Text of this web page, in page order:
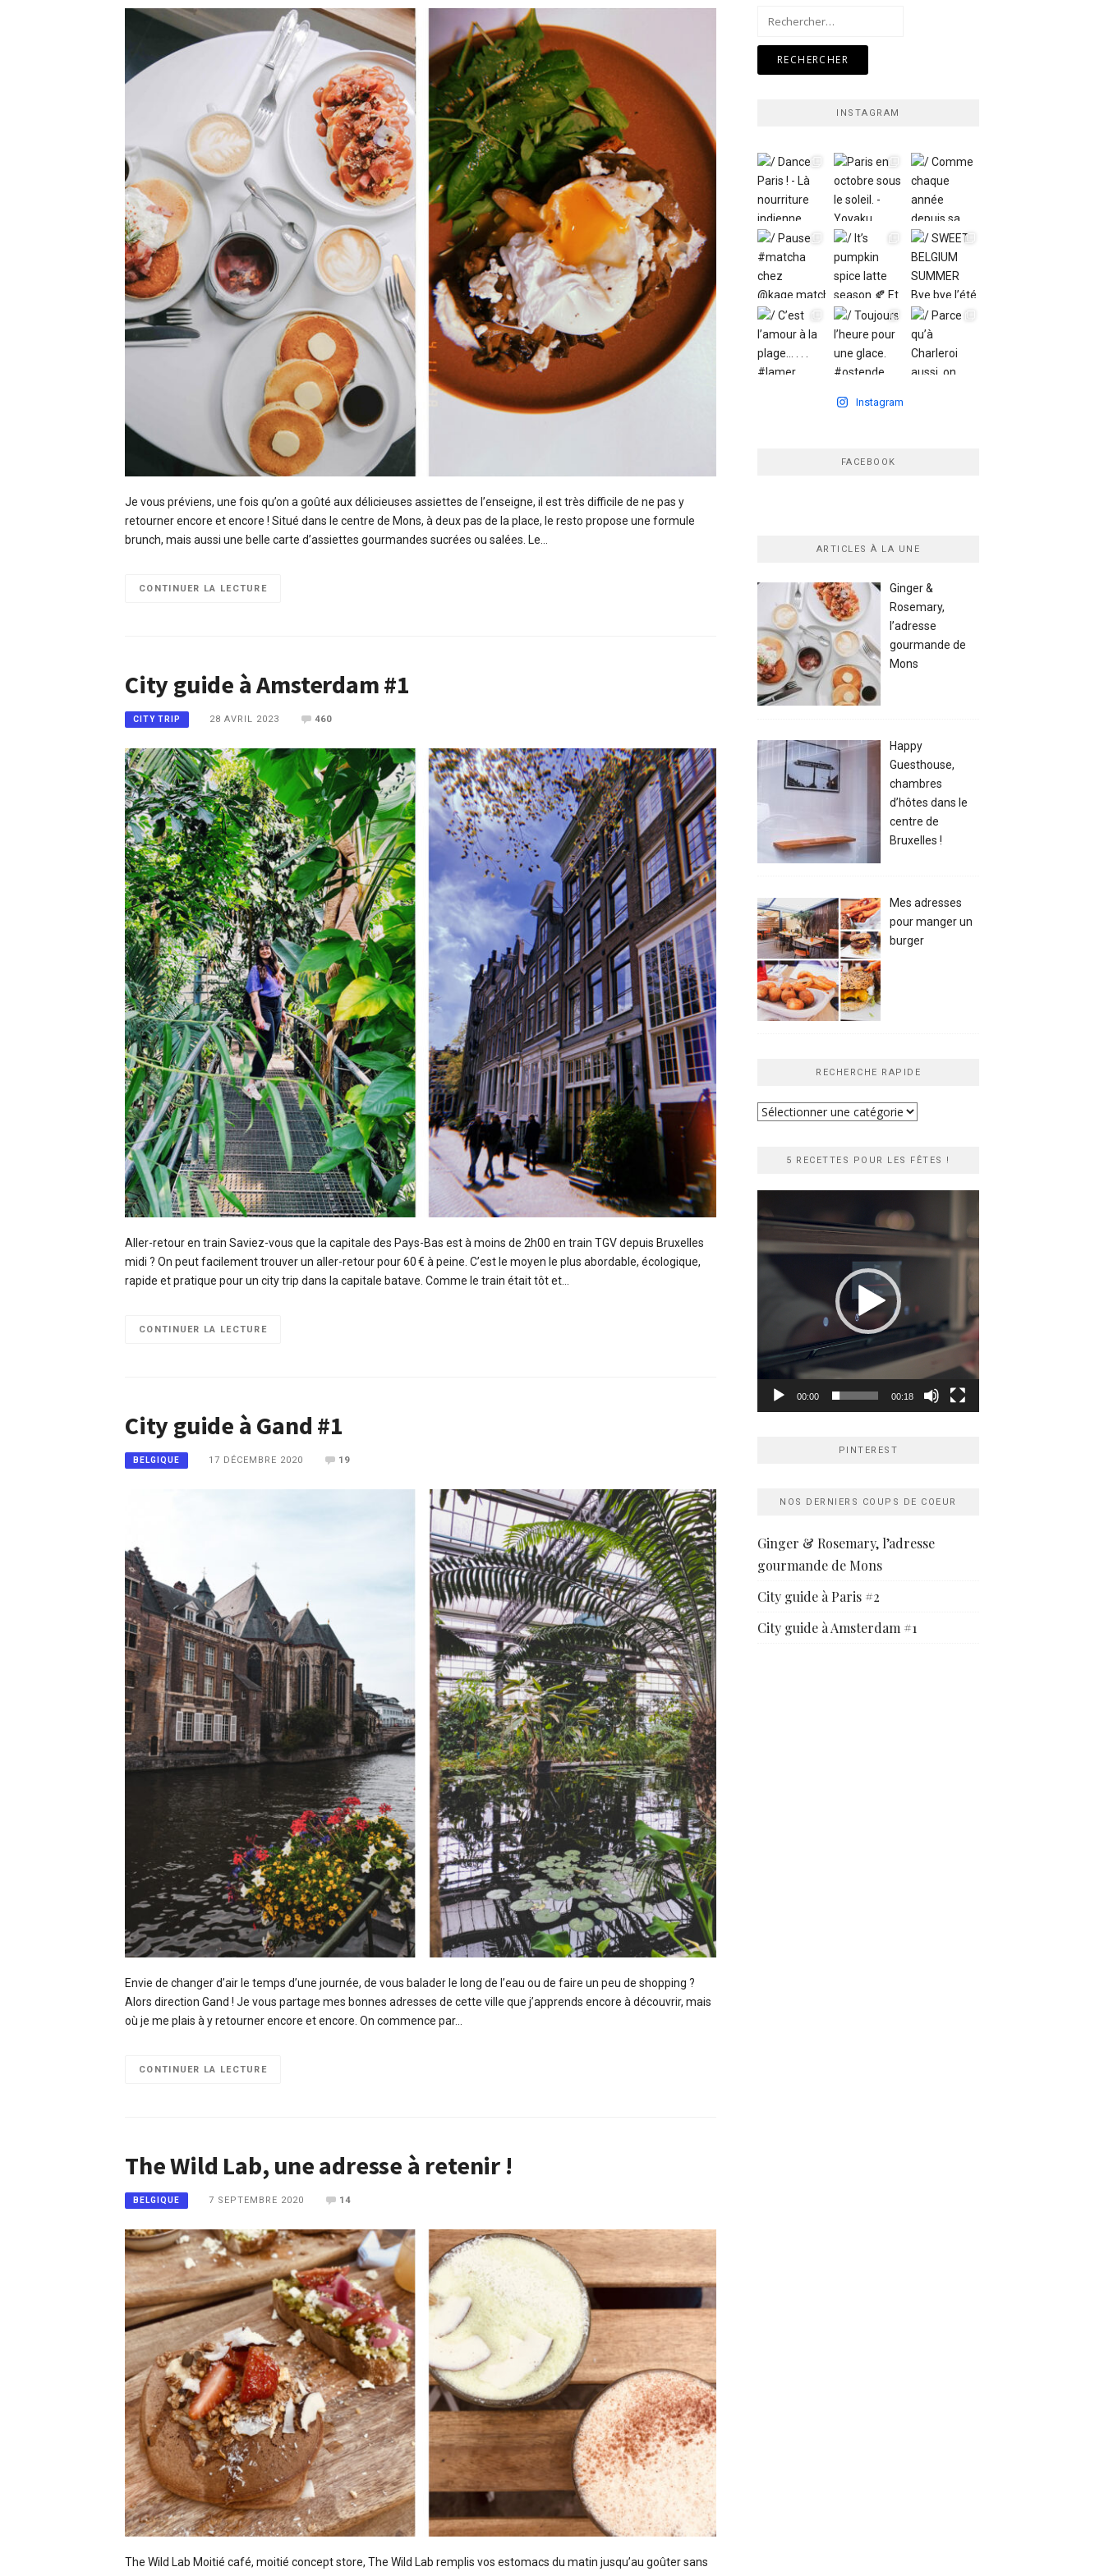
Je vous préviens, une fois qu’on a goûté aux délicieuses assiettes de l’enseigne, il est très difficile de ne pas y
retourner encore et encore ! Situé dans le centre de Mons, à deux pas de la place, le resto propose une formule
brunch, mais aussi une belle carte d’assiettes gourmandes sucrées ou salées. Le…
CONTINUER LA LECTURE
City guide à Amsterdam #1
CITY TRIP 28 AVRIL 2023 460
Aller-retour en train Saviez-vous que la capitale des Pays-Bas est à moins de 2h00 en train TGV depuis Bruxelles
midi ? On peut facilement trouver un aller-retour pour 60 € à peine. C’est le moyen le plus abordable, écologique,
rapide et pratique pour un city trip dans la capitale batave. Comme le train était tôt et…
CONTINUER LA LECTURE
City guide à Gand #1
BELGIQUE 17 DÉCEMBRE 2020 19
Envie de changer d’air le temps d’une journée, de vous balader le long de l’eau ou de faire un peu de shopping ?
Alors direction Gand ! Je vous partage mes bonnes adresses de cette ville que j’apprends encore à découvrir, mais
où je me plais à y retourner encore et encore. On commence par…
CONTINUER LA LECTURE
The Wild Lab, une adresse à retenir !
BELGIQUE 7 SEPTEMBRE 2020 14
The Wild Lab Moitié café, moitié concept store, The Wild Lab remplis vos estomacs du matin jusqu’au goûter sans
INSTAGRAM
Instagram
FACEBOOK
ARTICLES À LA UNE
Ginger &
Rosemary,
l’adresse
gourmande de
Mons
Happy
Guesthouse,
chambres
d’hôtes dans le
centre de
Bruxelles !
Mes adresses
pour manger un
burger
RECHERCHE RAPIDE
Recherche
5 RECETTES POUR LES FÊTES !
vidéo
00:00 00:18
PINTEREST
NOS DERNIERS COUPS DE COEUR
Ginger & Rosemary, l’adresse
gourmande de Mons
City guide à Paris #2
City guide à Amsterdam #1